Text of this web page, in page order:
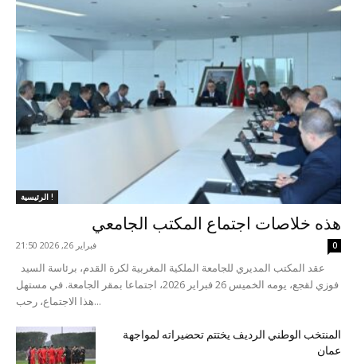
الرئيسية !
هذه خلاصات اجتماع المكتب الجامعي
فبراير 26, 2026 21:50 0
فوزي لقجع، يومه الخميس 26 فبراير 2026، اجتماعا بمقر الجامعة. في مستهل
هذا الاجتماع، رحب...
المنتخب الوطني الرديف يختتم تحضيراته لمواجهة
عمان